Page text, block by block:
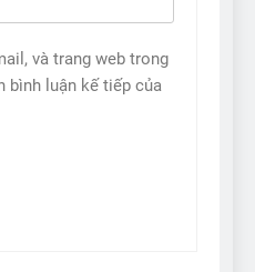
và trang web trong
bình luận kế tiếp của